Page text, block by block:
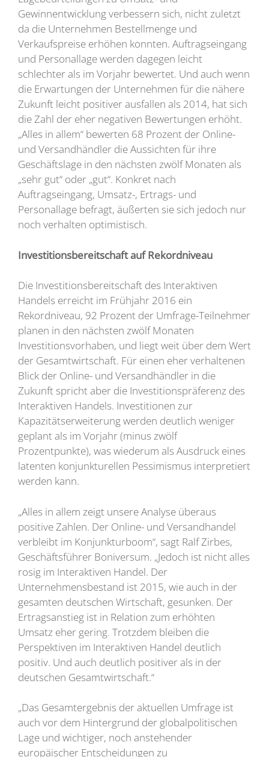
Gewinnentwicklung verbessern sich, nicht zuletzt
da die Unternehmen Bestellmenge und
Verkaufspreise erhöhen konnten. Auftragseingang
und Personallage werden dagegen leicht
schlechter als im Vorjahr bewertet. Und auch wenn
die Erwartungen der Unternehmen für die nähere
Zukunft leicht positiver ausfallen als 2014, hat sich
die Zahl der eher negativen Bewertungen erhöht.
„Alles in allem“ bewerten 68 Prozent der Online-
und Versandhändler die Aussichten für ihre
Geschäftslage in den nächsten zwölf Monaten als
„sehr gut“ oder „gut“. Konkret nach
Auftragseingang, Umsatz-, Ertrags- und
Personallage befragt, äußerten sie sich jedoch nur
noch verhalten optimistisch.
Investitionsbereitschaft auf Rekordniveau
Die Investitionsbereitschaft des Interaktiven
Handels erreicht im Frühjahr 2016 ein
Rekordniveau, 92 Prozent der Umfrage-Teilnehmer
planen in den nächsten zwölf Monaten
Investitionsvorhaben, und liegt weit über dem Wert
der Gesamtwirtschaft. Für einen eher verhaltenen
Blick der Online- und Versandhändler in die
Zukunft spricht aber die Investitionspräferenz des
Interaktiven Handels. Investitionen zur
Kapazitätserweiterung werden deutlich weniger
geplant als im Vorjahr (minus zwölf
Prozentpunkte), was wiederum als Ausdruck eines
latenten konjunkturellen Pessimismus interpretiert
werden kann.
„Alles in allem zeigt unsere Analyse überaus
positive Zahlen. Der Online- und Versandhandel
verbleibt im Konjunkturboom“, sagt Ralf Zirbes,
Geschäftsführer Boniversum. „Jedoch ist nicht alles
rosig im Interaktiven Handel. Der
Unternehmensbestand ist 2015, wie auch in der
gesamten deutschen Wirtschaft, gesunken. Der
Ertragsanstieg ist in Relation zum erhöhten
Umsatz eher gering. Trotzdem bleiben die
Perspektiven im Interaktiven Handel deutlich
positiv. Und auch deutlich positiver als in der
deutschen Gesamtwirtschaft.“
„Das Gesamtergebnis der aktuellen Umfrage ist
auch vor dem Hintergrund der globalpolitischen
Lage und wichtiger, noch anstehender
europäischer Entscheidungen zu